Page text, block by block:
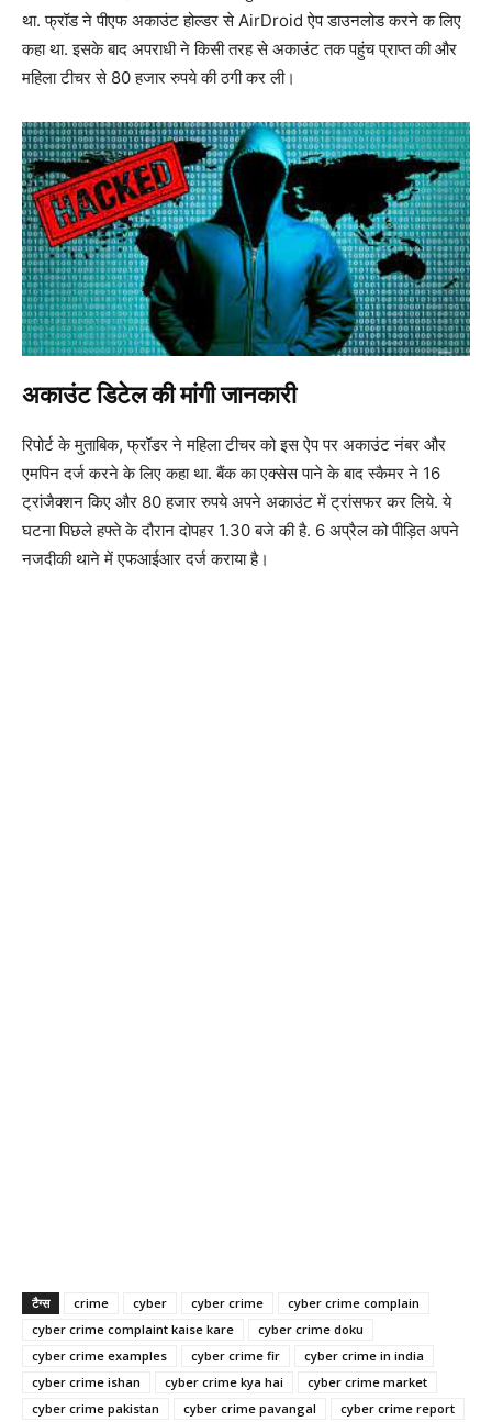
था. फ्रॉड ने पीएफ अकाउंट होल्डर से AirDroid ऐप डाउनलोड करने क लिए
कहा था. इसके बाद अपराधी ने किसी तरह से अकाउंट तक पहुंच प्राप्त की और
महिला टीचर से 80 हजार रुपये की ठगी कर ली।
अकाउंट डिटेल की मांगी जानकारी
रिपोर्ट के मुताबिक, फ्रॉडर ने महिला टीचर को इस ऐप पर अकाउंट नंबर और
एमपिन दर्ज करने के लिए कहा था. बैंक का एक्सेस पाने के बाद स्कैमर ने 16
ट्रांजैक्शन किए और 80 हजार रुपये अपने अकाउंट में ट्रांसफर कर लिये. ये
घटना पिछले हफ्ते के दौरान दोपहर 1.30 बजे की है. 6 अप्रैल को पीड़ित अपने
नजदीकी थाने में एफआईआर दर्ज कराया है।
टैग्स crime cyber cyber crime
cyber crime complain
cyber crime complaint kaise kare
cyber crime doku
cyber crime examples
cyber crime fir
cyber crime in india
cyber crime ishan
cyber crime kya hai
cyber crime market
cyber crime pakistan
cyber crime pavangal
cyber crime report